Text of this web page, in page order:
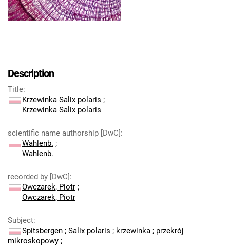
Description
Title:
Krzewinka Salix polaris ;
Krzewinka Salix polaris
scientific name authorship [DwC]:
Wahlenb. ;
Wahlenb.
recorded by [DwC]:
Owczarek, Piotr ;
Owczarek, Piotr
Subject:
Spitsbergen ; Salix polaris ; krzewinka ; przekrój
mikroskopowy ;